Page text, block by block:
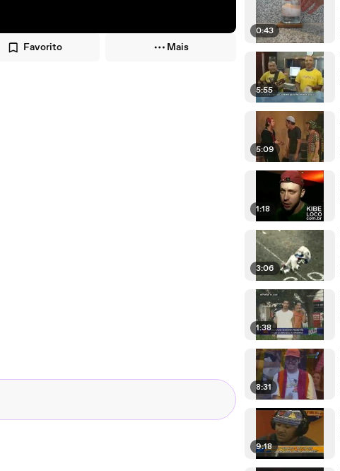
Favorito Mais
0:43
5:55
5:09
1:18
3:06
1:38
8:31
9:18